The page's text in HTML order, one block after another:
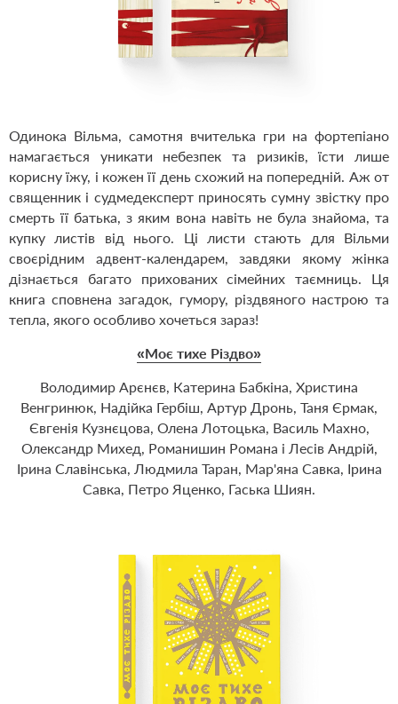
Одинока Вільма, самотня вчителька гри на фортепіано
намагається уникати небезпек та ризиків, їсти лише
корисну їжу, і кожен її день схожий на попередній. Аж от
священник і судмедексперт приносять сумну звістку про
смерть її батька, з яким вона навіть не була знайома, та
купку листів від нього. Ці листи стають для Вільми
своєрідним адвент-календарем, завдяки якому жінка
дізнається багато прихованих сімейних таємниць. Ця
книга сповнена загадок, гумору, різдвяного настрою та
тепла, якого особливо хочеться зараз!
«Моє тихе Різдво»
Володимир Арєнєв, Катерина Бабкіна, Христина
Венгринюк, Надійка Гербіш, Артур Дронь, Таня Єрмак,
Євгенія Кузнєцова, Олена Лотоцька, Василь Махно,
Олександр Михед, Романишин Романа і Лесів Андрій,
Ірина Славінська, Людмила Таран, Мар'яна Савка, Ірина
Савка, Петро Яценко, Гаська Шиян.